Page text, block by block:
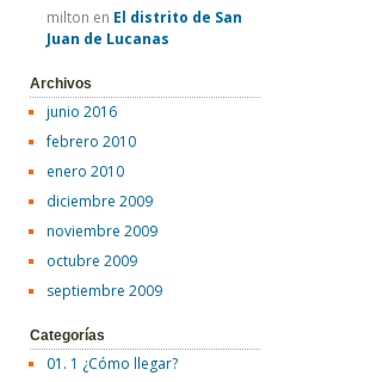
milton en El distrito de San
Juan de Lucanas
Archivos
junio 2016
febrero 2010
enero 2010
diciembre 2009
noviembre 2009
octubre 2009
septiembre 2009
Categorías
01. 1 ¿Cómo llegar?